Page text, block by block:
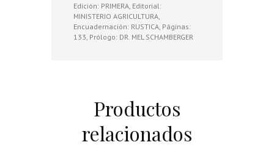
Edición: PRIMERA, Editorial:
MINISTERIO AGRICULTURA,
Encuadernación: RUSTICA, Páginas:
133, Prólogo: DR. MEL SCHAMBERGER
Productos
relacionados